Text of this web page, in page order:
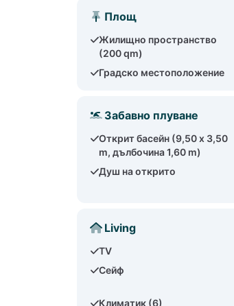
Площ
Жилищно пространство
(200 qm)
Градско местоположение
Забавно плуване
Открит басейн (9,50 x 3,50
m, дълбочина 1,60 m)
Душ на открито
Living
TV
Сейф
Климатик (6)